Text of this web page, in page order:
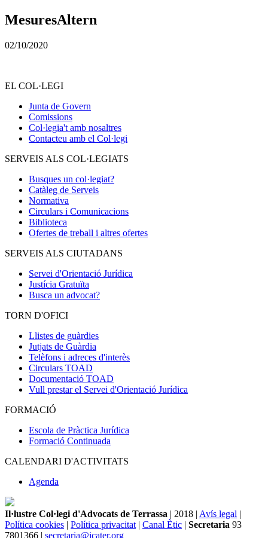
MesuresAltern
02/10/2020
EL COL·LEGI
Junta de Govern
Comissions
Col·legia't amb nosaltres
Contacteu amb el Col·legi
SERVEIS ALS COL·LEGIATS
Busques un col·legiat?
Catàleg de Serveis
Normativa
Circulars i Comunicacions
Biblioteca
Ofertes de treball i altres ofertes
SERVEIS ALS CIUTADANS
Servei d'Orientació Jurídica
Justícia Gratuïta
Busca un advocat?
TORN D'OFICI
Llistes de guàrdies
Jutjats de Guàrdia
Telèfons i adreces d'interès
Circulars TOAD
Documentació TOAD
Vull prestar el Servei d'Orientació Jurídica
FORMACIÓ
Escola de Pràctica Jurídica
Formació Continuada
CALENDARI D'ACTIVITATS
Agenda
Il·lustre Col·legi d'Advocats de Terrassa | 2018 | Avís legal |
Política cookies | Política privacitat | Canal Ètic | Secretaria 93
7801366 | secretaria@icater.org